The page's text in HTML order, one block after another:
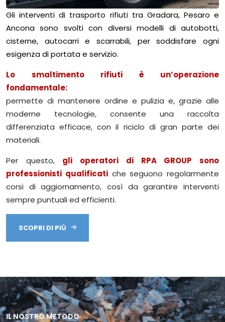
Gli interventi di trasporto rifiuti tra Gradara, Pesaro e
Ancona sono svolti con diversi modelli di autobotti,
cisterne, autocarri e scarrabili, per soddisfare ogni
esigenza di portata e servizio.
Lo smaltimento rifiuti è un’operazione
fondamentale:
permette di mantenere ordine e pulizia e, grazie alle
moderne tecnologie, consente una raccolta
differenziata efficace, con il riciclo di gran parte dei
materiali.
Per questo, gli operatori di RPA GROUP sono
professionisti qualificatiche seguono regolarmente
corsi di aggiornamento, così da garantire interventi
sempre puntuali ed efficienti.
SCOPRI DI PIÙ
IL NOSTRO METODO